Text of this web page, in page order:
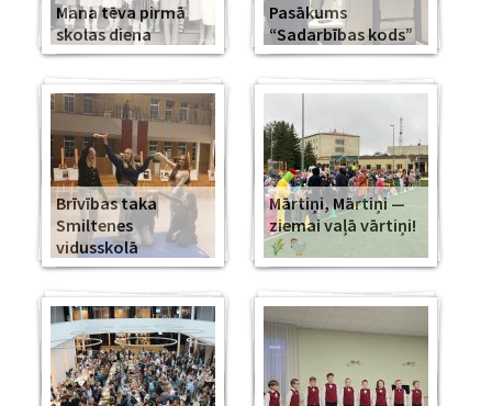
Mana tēva pirmā
skolas diena
Pasākums
“Sadarbības kods”
Brīvības taka
Smiltenes
vidusskolā
Mārtiņi, Mārtiņi —
ziemai vaļā vārtiņi!